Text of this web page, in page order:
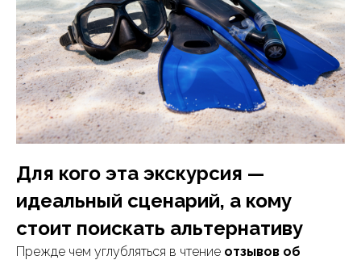
Для кого эта экскурсия —
идеальный сценарий, а кому
стоит поискать альтернативу
Прежде чем углубляться в чтение отзывов об